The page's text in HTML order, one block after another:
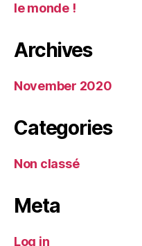
le monde !
Archives
November 2020
Categories
Non classé
Meta
Log in